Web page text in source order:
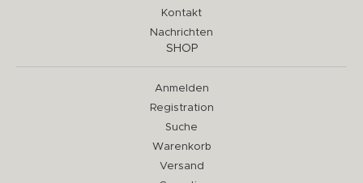
Kontakt
Nachrichten
SHOP
Anmelden
Registration
Suche
Warenkorb
Versand